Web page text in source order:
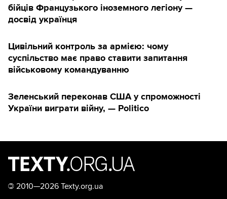
бійців Французького іноземного легіону —
досвід українця
Цивільний контроль за армією: чому
суспільство має право ставити запитання
військовому командуванню
Зеленський переконав США у спроможності
України виграти війну, — Politico
© 2010—2026 Texty.org.ua